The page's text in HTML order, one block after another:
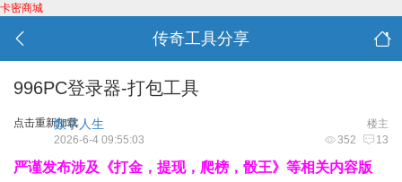
卡密商城
传奇工具分享
996PC登录器-打包工具
点击重新加载 楼主
数字人生
352 13
2026-6-4 09:55:03
严谨发布涉及《打金，提现，爬榜，骰王》等相关内容版